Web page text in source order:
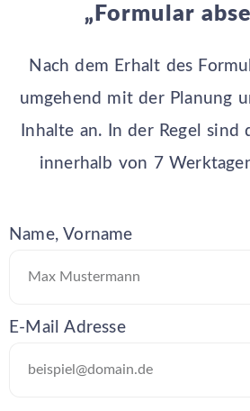
„Formular
Nach dem Erhalt des
umgehend mit der Planung
Inhalte an. In der Regel sind
innerhalb von 7
Name, Vorname
E-Mail Adresse